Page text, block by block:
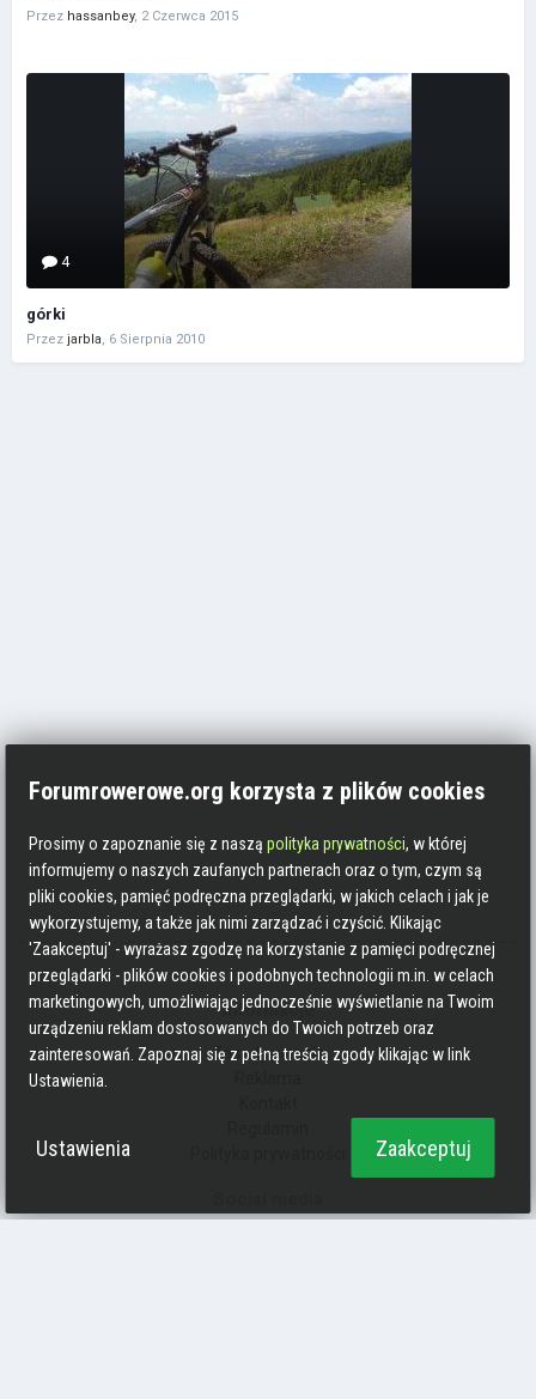
Przez hassanbey, 2 Czerwca 2015
4
górki
Przez jarbla, 6 Sierpnia 2010
Informacje
Zasady pisania
Forumrowerowe.org korzysta z plików cookies
Prosimy o zapoznanie się z nasząpolityka prywatności, w której
informujemy o naszych zaufanych partnerach oraz o tym, czym są
pliki cookies, pamięć podręczna przeglądarki, w jakich celach i jak je
wykorzystujemy, a także jak nimi zarządzać i czyścić. Klikając
'Zaakceptuj' - wyrażasz zgodzę na korzystanie z pamięci podręcznej
przeglądarki - plików cookies i podobnych technologii m.in. w celach
marketingowych, umożliwiając jednocześnie wyświetlanie na Twoim
urządzeniu reklam dostosowanych do Twoich potrzeb oraz
zainteresowań. Zapoznaj się z pełną treścią zgody klikając w link
Ustawienia.
Ustawienia Zaakceptuj